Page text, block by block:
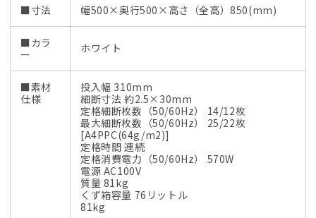
■寸法 幅500×奥行500×高さ（全高）850(mm)
■カラ
ー
ホワイト
■素材
仕様
投入幅 310mm
細断寸法 約2.5×30mm
定格細断枚数（50/60Hz） 14/12枚
最大細断枚数（50/60Hz） 25/22枚
[A4PPC(64g/m2)]
定格時間 連続
定格消費電力（50/60Hz） 570W
電源 AC100V
質量 81kg
くず箱容量 76リットル
81kg